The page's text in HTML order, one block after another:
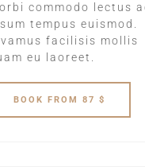
commodo lectus
tempus euismod.
facilisis mollis
eu laoreet.
BOOK FROM 87 $